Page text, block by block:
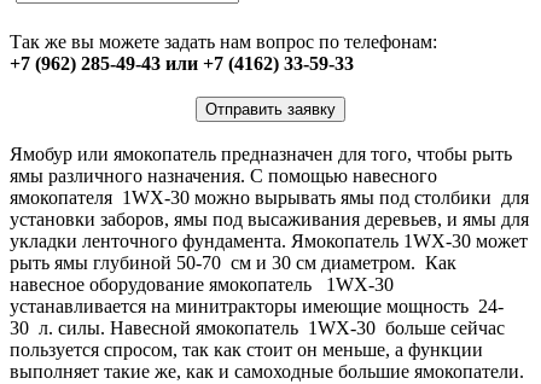
Так же вы можете задать нам вопрос по телефонам:
+7 (962) 285-49-43 или +7 (4162) 33-59-33
Отправить заявку
Ямобур или ямокопатель предназначен для того, чтобы рыть
ямы различного назначения. С помощью навесного
ямокопателя 1WX-30 можно вырывать ямы под столбики для
установки заборов, ямы под высаживания деревьев, и ямы для
укладки ленточного фундамента. Ямокопатель 1WX-30 может
рыть ямы глубиной 50-70 см и 30 см диаметром. Как
навесное оборудование ямокопатель 1WX-30
устанавливается на минитракторы имеющие мощность 24-
30 л. силы. Навесной ямокопатель 1WX-30 больше сейчас
пользуется спросом, так как стоит он меньше, а функции
выполняет такие же, как и самоходные большие ямокопатели.